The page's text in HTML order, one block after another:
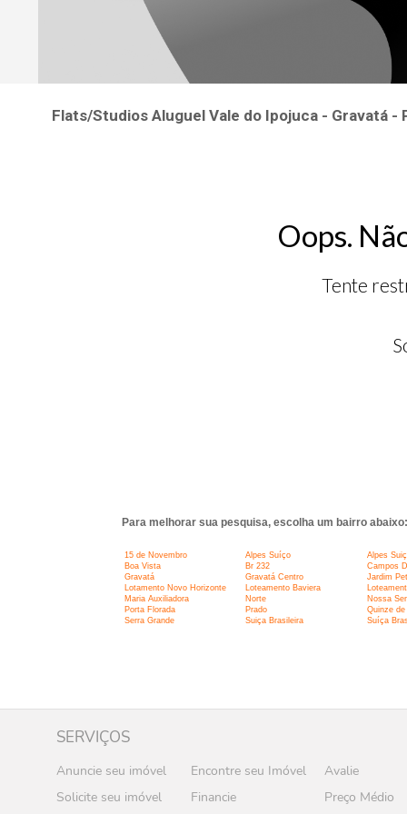
Flats/Studios Aluguel Vale do Ipojuca - Gravatá
Oops.
Tente
Para melhorar sua pesquisa, escolha um bairro
15 de Novembro Alpes Suíço
Alpes
Boa Vista
Br 232
Campos
Gravatá
Gravatá Centro
Jardim
Lotamento Novo Horizonte
Loteamento Baviera
Maria Auxiliadora
Norte
Nossa
Porta Florada
Prado
Quinze
Serra Grande
Suiça Brasileira Suíça
SERVIÇOS
Anuncie seu imóvel Encontre seu Imóvel
Avalie
Solicite seu imóvel
Financie Preço Médio